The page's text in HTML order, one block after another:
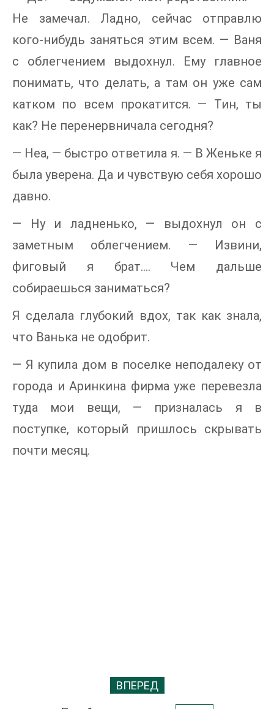
Не замечал. Ладно, сейчас отправлю
кого-нибудь заняться этим всем. — Ваня
с облегчением выдохнул. Ему главное
понимать, что делать, а там он уже сам
катком по всем прокатится. — Тин, ты
как? Не перенервничала сегодня?
— Неа, — быстро ответила я. — В Женьке я
была уверена. Да и чувствую себя хорошо
давно.
— Ну и ладненько, — выдохнул он с
заметным облегчением. — Извини,
фиговый я брат…. Чем дальше
собираешься заниматься?
Я сделала глубокий вдох, так как знала,
что Ванька не одобрит.
— Я купила дом в поселке неподалеку от
города и Аринкина фирма уже перевезла
туда мои вещи, — призналась я в
поступке, который пришлось скрывать
почти месяц.
ВПЕРЕД